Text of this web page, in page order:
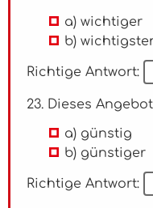
a) wichtiger
b)
Richtige Antwort:
23. Dieses
a) günstig
b) günstiger
Richtige Antwort: